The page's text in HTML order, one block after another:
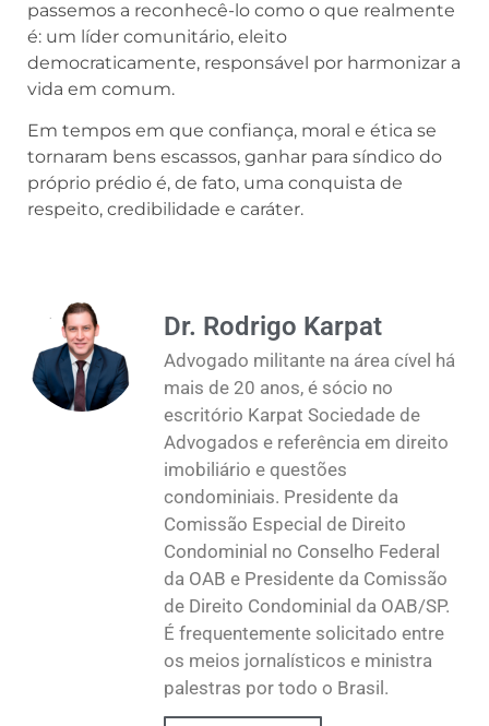
passemos a reconhecê-lo como o que realmente
é: um líder comunitário, eleito
democraticamente, responsável por harmonizar a
vida em comum.
Em tempos em que confiança, moral e ética se
tornaram bens escassos, ganhar para síndico do
próprio prédio é, de fato, uma conquista de
respeito, credibilidade e caráter.
Dr. Rodrigo Karpat
Advogado militante na área cível há
mais de 20 anos, é sócio no
escritório Karpat Sociedade de
Advogados e referência em direito
imobiliário e questões
condominiais. Presidente da
Comissão Especial de Direito
Condominial no Conselho Federal
da OAB e Presidente da Comissão
de Direito Condominial da OAB/SP.
É frequentemente solicitado entre
os meios jornalísticos e ministra
palestras por todo o Brasil.